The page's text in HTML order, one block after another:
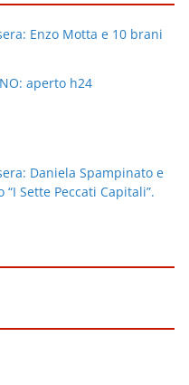
Enzo Motta e 10 brani
aperto h24
Daniela Spampinato e
Sette Peccati Capitali”.